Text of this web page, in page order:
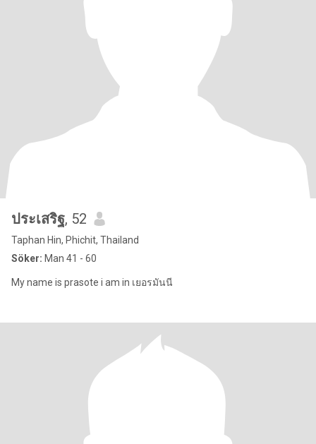
ประเสริฐ, 52
Taphan Hin, Phichit, Thailand
Söker: Man 41 - 60
My name is prasote i am in เยอรมันนี